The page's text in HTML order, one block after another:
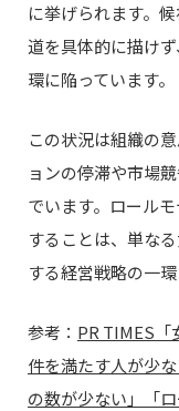
に挙げられます。
道を具体的に描け
環に陥っています。
この状況は組織の
ョンの停滞や市場
でいます。ロール
することは、単な
する経営戦略の一環
参考： PR TIMES「
件を満たす人が少
の数が少ない」「